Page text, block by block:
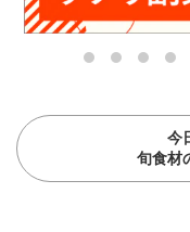
今
旬食材